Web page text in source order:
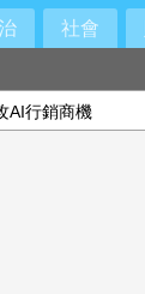
社會
AI行銷商機